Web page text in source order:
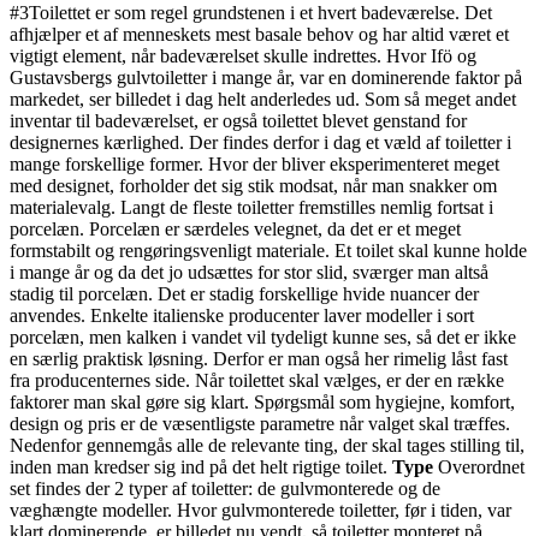
#3Toilettet er som regel grundstenen i et hvert badeværelse. Det
afhjælper et af menneskets mest basale behov og har altid været et
vigtigt element, når badeværelset skulle indrettes. Hvor Ifö og
Gustavsbergs gulvtoiletter i mange år, var en dominerende faktor på
markedet, ser billedet i dag helt anderledes ud. Som så meget andet
inventar til badeværelset, er også toilettet blevet genstand for
designernes kærlighed. Der findes derfor i dag et væld af toiletter i
mange forskellige former. Hvor der bliver eksperimenteret meget
med designet, forholder det sig stik modsat, når man snakker om
materialevalg. Langt de fleste toiletter fremstilles nemlig fortsat i
porcelæn. Porcelæn er særdeles velegnet, da det er et meget
formstabilt og rengøringsvenligt materiale. Et toilet skal kunne holde
i mange år og da det jo udsættes for stor slid, sværger man altså
stadig til porcelæn. Det er stadig forskellige hvide nuancer der
anvendes. Enkelte italienske producenter laver modeller i sort
porcelæn, men kalken i vandet vil tydeligt kunne ses, så det er ikke
en særlig praktisk løsning. Derfor er man også her rimelig låst fast
fra producenternes side. Når toilettet skal vælges, er der en række
faktorer man skal gøre sig klart. Spørgsmål som hygiejne, komfort,
design og pris er de væsentligste parametre når valget skal træffes.
Nedenfor gennemgås alle de relevante ting, der skal tages stilling til,
inden man kredser sig ind på det helt rigtige toilet. Type Overordnet
set findes der 2 typer af toiletter: de gulvmonterede og de
væghængte modeller. Hvor gulvmonterede toiletter, før i tiden, var
klart dominerende, er billedet nu vendt, så toiletter monteret på